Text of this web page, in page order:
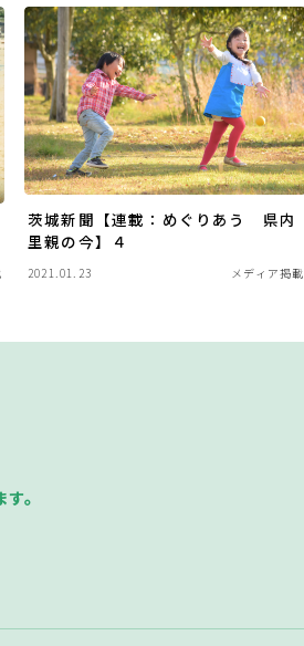
茨城新聞【連載：めぐりあう 県内
里親の今】４
2021.01.23 メディア掲載
。